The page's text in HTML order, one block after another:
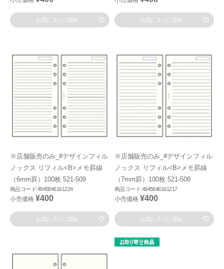
お気に入りに登録 お気に入りに登録
※店舗販売のみ_#デザインフィル
ノックス リフィル<B>メモ罫線
（6mm罫）100枚 521-509
商品コード:4945846161224
小売価格 ¥400
お気に入りに登録
※店舗販売のみ_#デザインフィル
ノックス リフィル<B>メモ罫線
（7mm罫）100枚 521-508
商品コード:4945846161217
小売価格 ¥400
お気に入りに登録